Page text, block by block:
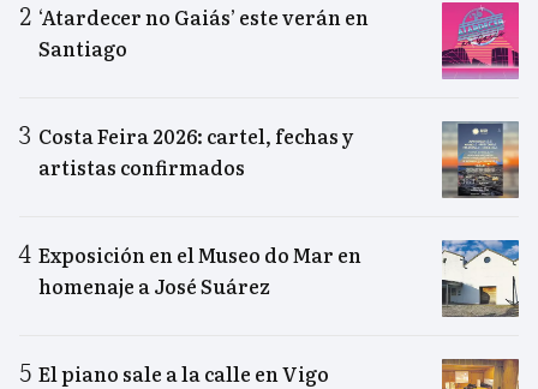
‘Atardecer no Gaiás’ este verán en
Santiago
Costa Feira 2026: cartel, fechas y
artistas confirmados
Exposición en el Museo do Mar en
homenaje a José Suárez
El piano sale a la calle en Vigo